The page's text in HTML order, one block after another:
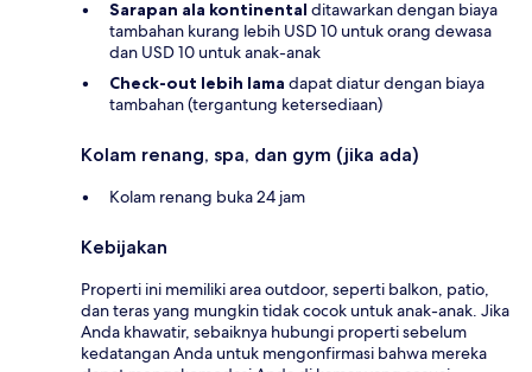
Sarapan ala kontinental ditawarkan dengan biaya
tambahan kurang lebih USD 10 untuk orang dewasa
dan USD 10 untuk anak-anak
Check-out lebih lama dapat diatur dengan biaya
tambahan (tergantung ketersediaan)
Kolam renang, spa, dan gym (jika ada)
Kolam renang buka 24 jam
Kebijakan
Properti ini memiliki area outdoor, seperti balkon, patio,
dan teras yang mungkin tidak cocok untuk anak-anak. Jika
Anda khawatir, sebaiknya hubungi properti sebelum
kedatangan Anda untuk mengonfirmasi bahwa mereka